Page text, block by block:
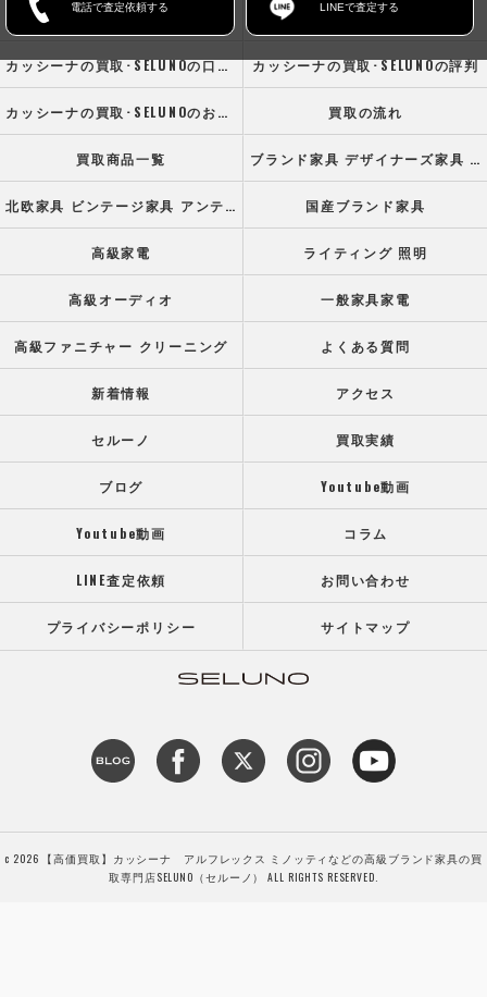
電話で査定依頼する LINEで査定する
ホーム コンセプト
カッシーナの買取･SELUNOの口コミ情報 カッシーナの買取･SELUNOの評判
カッシーナの買取･SELUNOのお客様の声 買取の流れ
買取商品一覧 ブランド家具 デザイナーズ家具 高級オフィス家具
北欧家具 ビンテージ家具 アンティーク家具 国産ブランド家具
高級家電 ライティング 照明
高級オーディオ 一般家具家電
高級ファニチャー クリーニング よくある質問
新着情報 アクセス
セルーノ 買取実績
ブログ Youtube動画
Youtube動画 コラム
LINE査定依頼 お問い合わせ
プライバシーポリシー サイトマップ
c 2026 【高価買取】カッシーナ アルフレックス ミノッティなどの高級ブランド家具の買
取専門店SELUNO（セルーノ） ALL RIGHTS RESERVED.